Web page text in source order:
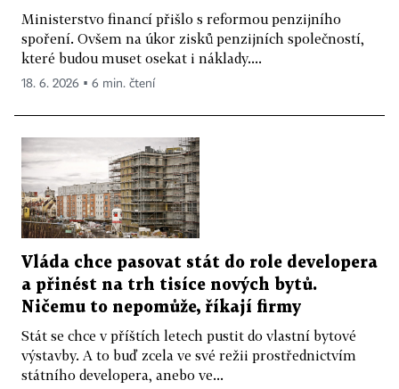
Ministerstvo financí přišlo s reformou penzijního
spoření. Ovšem na úkor zisků penzijních společností,
které budou muset osekat i náklady....
18. 6. 2026 ▪ 6 min. čtení
Vláda chce pasovat stát do role developera
a přinést na trh tisíce nových bytů.
Ničemu to nepomůže, říkají firmy
Stát se chce v příštích letech pustit do vlastní bytové
výstavby. A to buď zcela ve své režii prostřednictvím
státního developera, anebo ve...